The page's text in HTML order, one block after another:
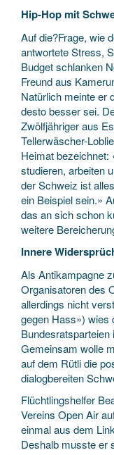
Hip-Hop mit
Auf die?Frage, wie
antwortete Stress,
Budget schlanken
Freund aus
Natürlich meinte er
desto besser sei.
Zwölfjähriger aus
Tellerwäscher-
Heimat bezeichnet:
studieren, arbeiten
der Schweiz ist
ein Beispiel sein.»
das an sich schon
weitere
Innere
Als Antikampagne
Organisatoren des
allerdings nicht
gegen Hass») wies
Gemeinsam wolle
auf dem Rütli die
dialogbereiten
Flüchtlingshelfer
Vereins Open Air
einmal aus dem
Deshalb musste er